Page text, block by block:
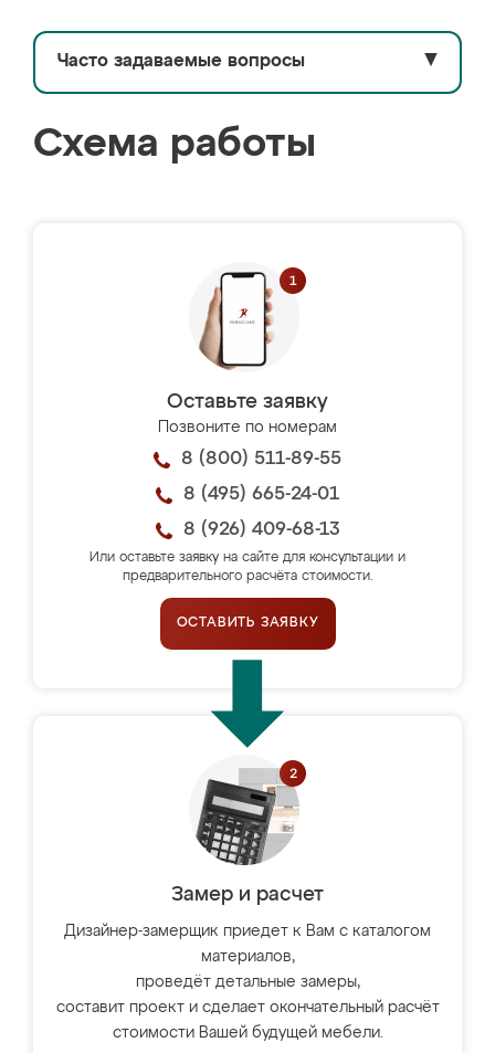
Часто задаваемые вопросы ▼
Схема работы
Оставьте заявку
Позвоните по номерам
8 (800) 511-89-55
8 (495) 665-24-01
8 (926) 409-68-13
Или оставьте заявку на сайте для консультации и
предварительного расчёта стоимости.
ОСТАВИТЬ ЗАЯВКУ
Замер и расчет
Дизайнер-замерщик приедет к Вам с каталогом
материалов,
проведёт детальные замеры,
составит проект и сделает окончательный расчёт
стоимости Вашей будущей мебели.